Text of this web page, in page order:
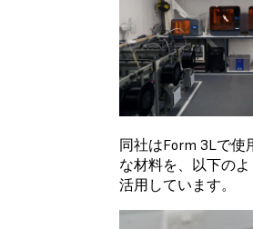
同社はForm 3Lで使
な材料を、以下の
活用しています。